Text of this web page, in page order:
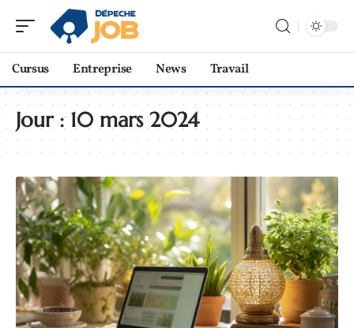
Cursus Entreprise News Travail
Jour : 10 mars 2024